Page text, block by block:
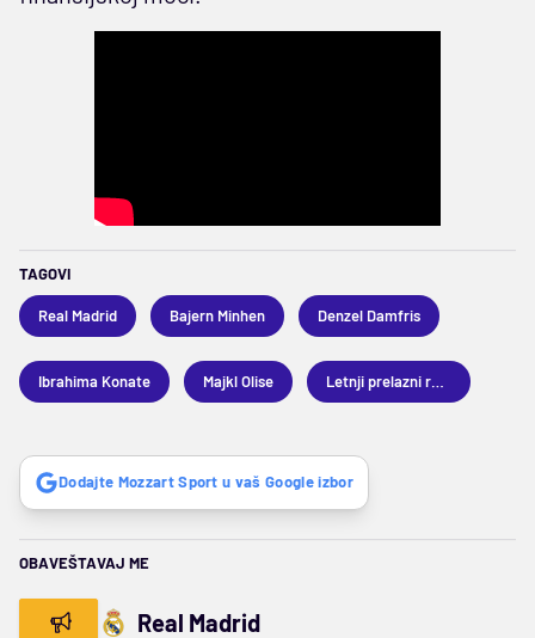
TAGOVI
Real Madrid Bajern Minhen Denzel Damfris
Ibrahima Konate Majkl Olise
Dodajte Mozzart Sport u vaš Google izbor
OBAVEŠTAVAJ ME
Real Madrid